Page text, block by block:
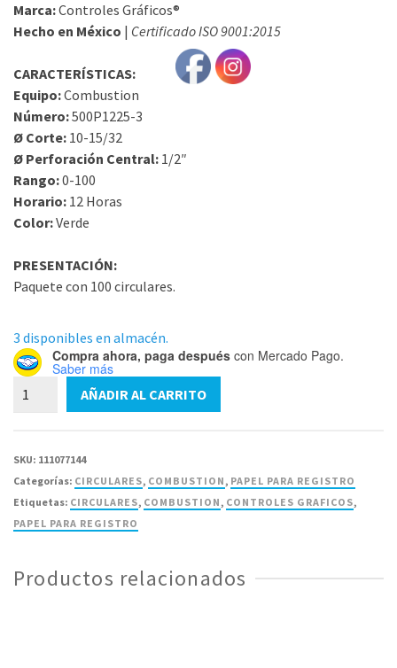
Marca:Controles Gráficos®
Hecho en México | Certificado ISO 9001:2015
CARACTERÍSTICAS:
Equipo:Combustion
Número:500P1225-3
Ø Corte: 10-15/32
Ø Perforación Central: 1/2″
Rango:0-100
Horario: 12 Horas
Color:Verde
PRESENTACIÓN:
Paquete con 100 circulares.
3 disponibles en almacén.
Compra ahora, paga después con Mercado Pago.
Saber más
500P1225-
-
con
AÑADIR AL CARRITO
SKU: 111077144
Categorías: CIRCULARES, COMBUSTION, PAPEL PARA REGISTRO
Etiquetas: CIRCULARES, COMBUSTION, CONTROLES GRAFICOS,
PAPEL PARA REGISTRO
Productos relacionados